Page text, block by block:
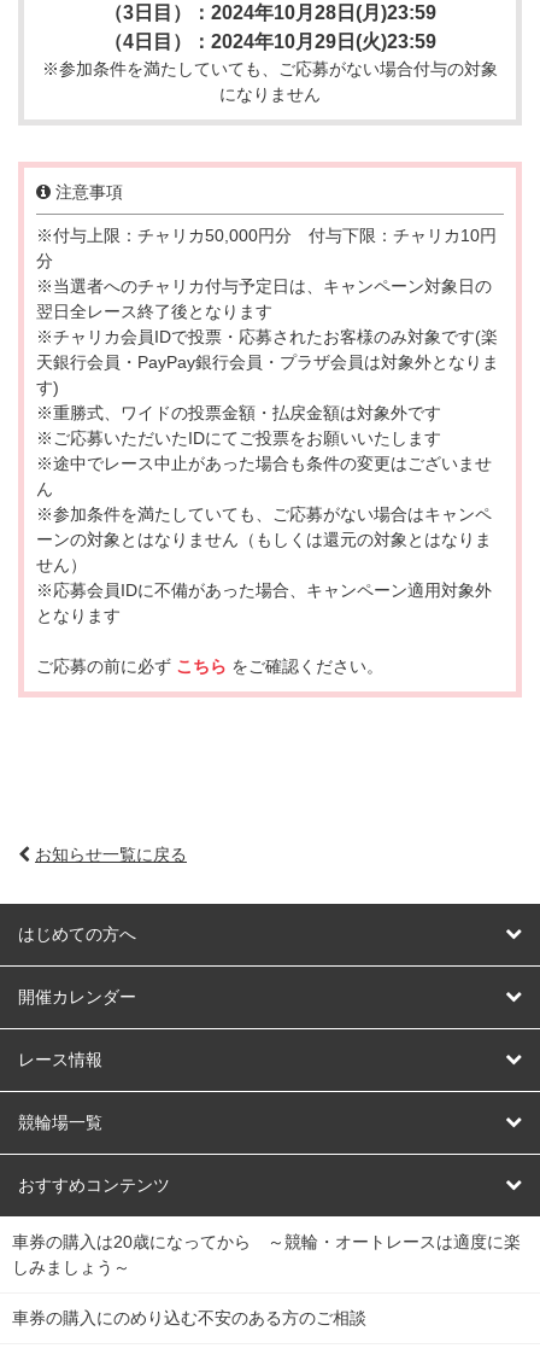
（3日目）：2024年10月28日(月)23:59
（4日目）：2024年10月29日(火)23:59
※参加条件を満たしていても、ご応募がない場合付与の対象
になりません
注意事項
※付与上限：チャリカ50,000円分 付与下限：チャリカ10円
分
※当選者へのチャリカ付与予定日は、キャンペーン対象日の
翌日全レース終了後となります
※チャリカ会員IDで投票・応募されたお客様のみ対象です(楽
天銀行会員・PayPay銀行会員・プラザ会員は対象外となりま
す)
※重勝式、ワイドの投票金額・払戻金額は対象外です
※ご応募いただいたIDにてご投票をお願いいたします
※途中でレース中止があった場合も条件の変更はございませ
ん
※参加条件を満たしていても、ご応募がない場合はキャンペ
ーンの対象とはなりません（もしくは還元の対象とはなりま
せん）
※応募会員IDに不備があった場合、キャンペーン適用対象外
となります
ご応募の前に必ず こちら をご確認ください。
お知らせ一覧に戻る
はじめての方へ
はじめての方へ
開催カレンダー
競輪
オートレース
競輪くじ
Dokanto!
チャリロトプラザ
レース情報
レース予想
レース結果
キャリーオーバー一覧
競輪場一覧
北日本 函館競輪場
関
東
弥彦競輪場 前橋競輪場 取手競輪場 宇都宮競輪場
おすすめコンテンツ
競輪選手情報
Perfecta Navi
車券の購入は20歳になってから ～競輪・オートレースは適度に楽
しみましょう～
車券の購入にのめり込む不安のある方のご相談